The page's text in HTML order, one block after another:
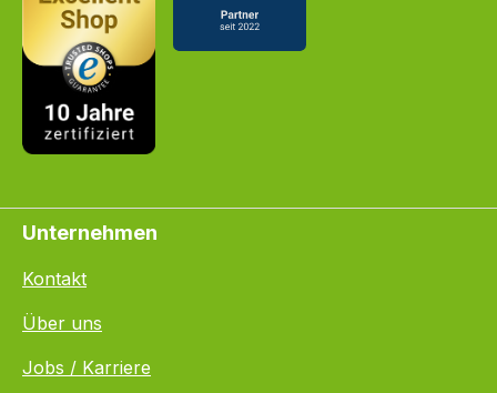
Unternehmen
Kontakt
Über uns
Jobs / Karriere